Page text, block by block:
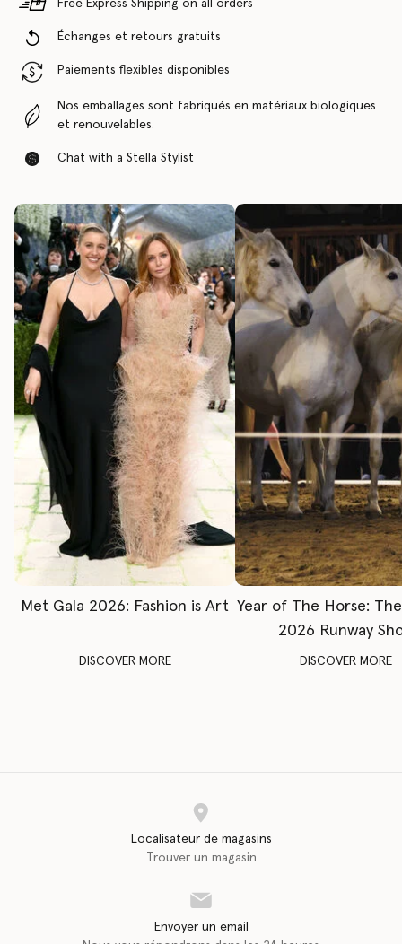
Free Express Shipping on all orders
Échanges et retours gratuits
Paiements flexibles disponibles
Nos emballages sont fabriqués en matériaux biologiques
et renouvelables.
Chat with a Stella Stylist
Met Gala 2026: Fashion is Art
DISCOVER MORE
Year of The Horse:
2026 Runway
DISCOVER MORE
Localisateur de magasins
Trouver un magasin
Envoyer un email